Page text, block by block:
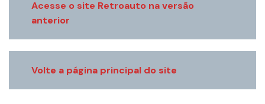
Acesse o site Retroauto na versão
anterior
Volte a página principal do site